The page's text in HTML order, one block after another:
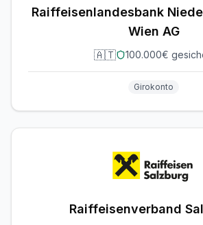
Raiffeisenlandesbank
Wien AG
🇦🇹 100.000€
Girokonto
Raiffeisenverband